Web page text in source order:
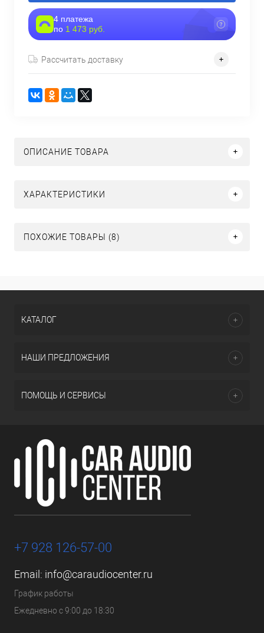
4 платежа
по 1 473 руб.
Рассчитать доставку
ОПИСАНИЕ ТОВАРА
ХАРАКТЕРИСТИКИ
ПОХОЖИЕ ТОВАРЫ (8)
КАТАЛОГ
НАШИ ПРЕДЛОЖЕНИЯ
ПОМОЩЬ И СЕРВИСЫ
+7 928 126-57-00
Email: info@caraudiocenter.ru
График работы
Ежедневно с 9:00 до 18:30